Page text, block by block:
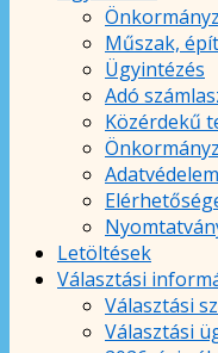
Műszak,
Ügyintézés
Adó
Közérdekű
Adatvédelem
Letöltések
Választási
Választási
Választási